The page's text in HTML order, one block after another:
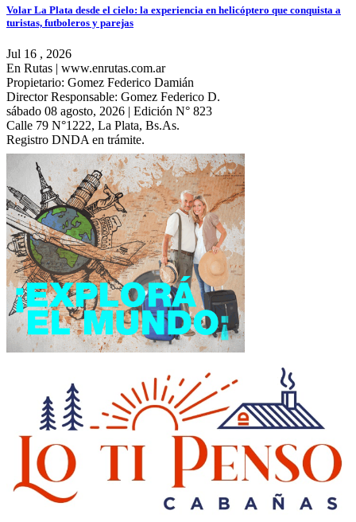
Volar La Plata desde el cielo: la experiencia en helicóptero que conquista a
turistas, futboleros y parejas
Jul 16 , 2026
En Rutas | www.enrutas.com.ar
Propietario: Gomez Federico Damián
Director Responsable: Gomez Federico D.
sábado 08 agosto, 2026 | Edición N° 823
Calle 79 N°1222, La Plata, Bs.As.
Registro DNDA en trámite.